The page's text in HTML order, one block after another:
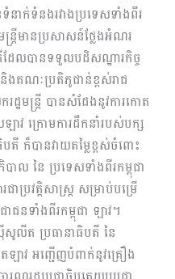
នាក់ទំនងរវាងប្រទេសទាំងពីរ
ន្រ្តីមានប្រសាសន៍ថ្លែងអំណរ
ែលបានទទួលបដិសណ្ឋារកិច្ច
ងគណៈប្រតិភូជាន់ខ្ពស់រាជ
ដ្ឋមន្រ្តី បានសំដែងនូវការកោត
ាវ ក្រោមការដឹកនាំរបស់បក្ស
តី ក៏បានវាយតម្លៃខ្ពស់ចំពោះ
បាល នៃ ប្រទេសទាំងពីរកម្ពុជា
រវត្តិសាស្រ្ត សម្រាប់បម្រើ
នទាំងពីរកម្ពុជា ឡាវ។
លីត ប្រធានាធិបតី នៃ
ឡាវ អញ្ជើញបំពាក់នូវគ្រឿង